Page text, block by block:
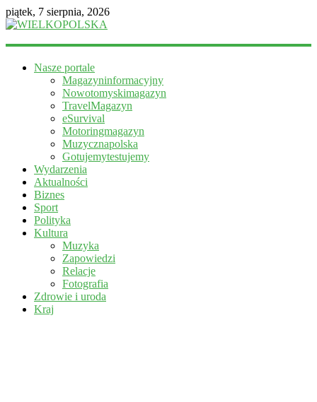
piątek, 7 sierpnia, 2026
WIELKOPOLSKA
informacyjny
Nasze portale
Magazyninformacyjny
Nowotomyskimagazyn
TravelMagazyn
eSurvival
Motoringmagazyn
Muzycznapolska
Gotujemytestujemy
Wydarzenia
Aktualności
Biznes
Sport
Polityka
Kultura
Muzyka
Zapowiedzi
Relacje
Fotografia
Zdrowie i uroda
Kraj